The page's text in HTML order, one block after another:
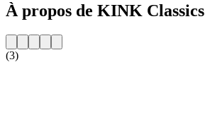
À propos de KINK Classics
(3)